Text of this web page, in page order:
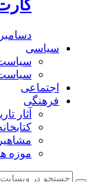
دسامبر 25, 2019
سیاسی
اجتماعی
فرهنگی
آثار
مشاهیر
موزه